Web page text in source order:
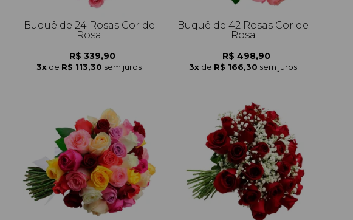
Buquê de 24 Rosas Cor de
Rosa
R$ 339,90
3x de R$ 113,30 sem juros
Buquê de 42 Rosas Cor de
Rosa
R$ 498,90
3x de R$ 166,30 sem juros